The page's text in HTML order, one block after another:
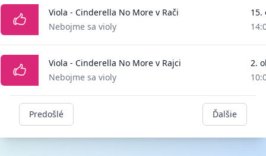
Viola - Cinderella No More v Rači
Nebojme sa violy
15.
Viola - Cinderella No More v Rajci
Nebojme sa violy
2.
Predošlé Ďalšie